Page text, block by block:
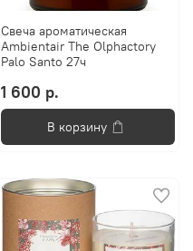
Свеча ароматическая
Ambientair The Olphactory
Palo Santo 27ч
1 600 р.
В корзину